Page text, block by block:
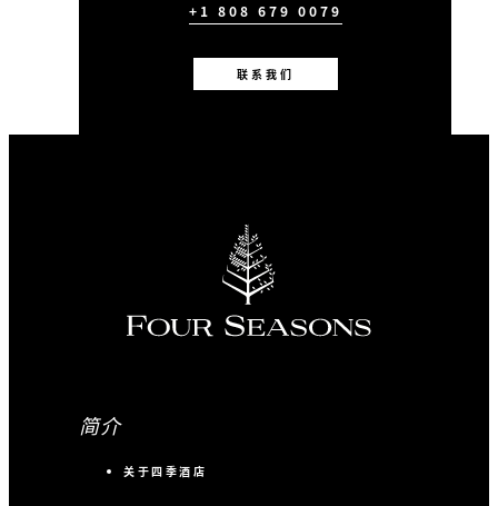
最少住宿晚数：
付费连续入住每满三晚，尊享第四晚免
+1 808 679 0079
联系我们
简介
关于四季酒店